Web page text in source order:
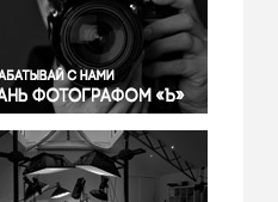
Политика
Правосудие
Происшествия и конфликты
Религия
Светская жизнь
Спорт
Экология